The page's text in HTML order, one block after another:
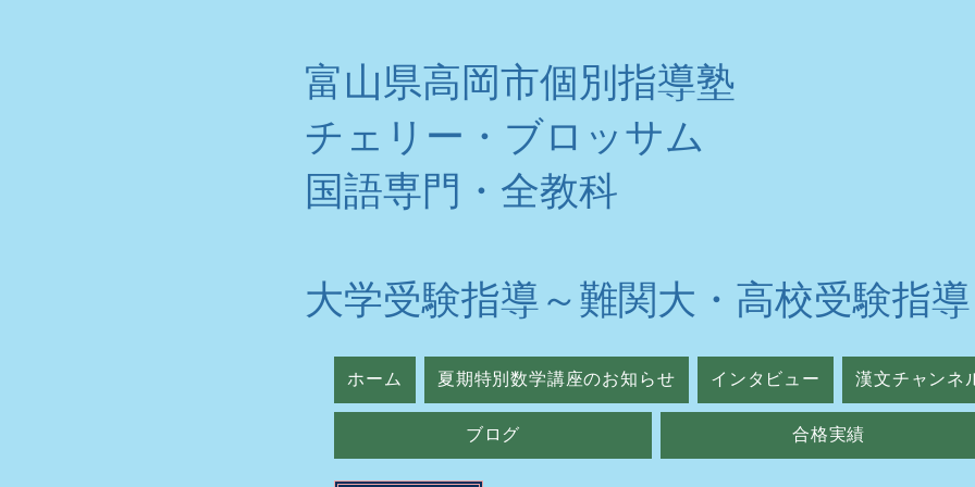
富山県高岡市個別指導塾
チェリー・ブロッサム
​国語専門・全教科
大学受験指導～難関大・高校受験指導
ホーム 夏期特別数学講座のお知らせ インタビュー 漢文チャンネ
ブログ 合格実績